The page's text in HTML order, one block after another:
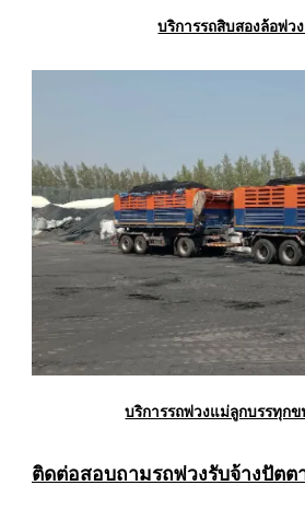
บริการรถสิบสองล้อพ่ว
บริการรถพ่วงแม่ลูกบรรทุก
ติดต่อสอบถามรถพ่วงรับจ้างปัตต